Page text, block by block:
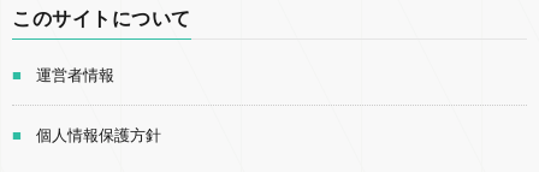
このサイトについて
運営者情報
個人情報保護方針